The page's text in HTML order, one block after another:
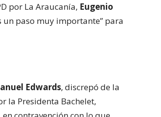
por La Araucanía, Eugenio
un paso muy importante” para
Edwards, discrepó de la
la Presidenta Bachelet,